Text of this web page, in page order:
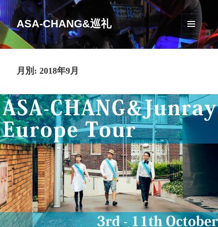
ASA-CHANG&巡礼
メニュ
ーとウ
月別: 2018年9月